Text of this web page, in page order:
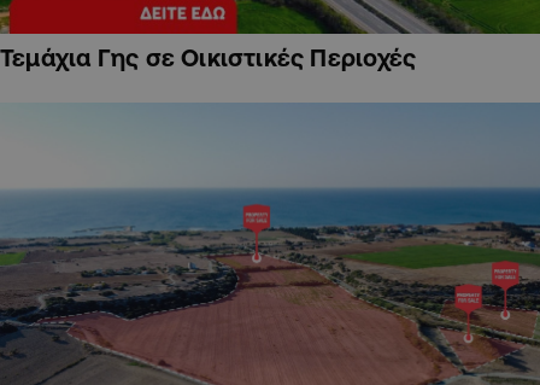
Τεμάχια Γης σε Οικιστικές Περιοχές